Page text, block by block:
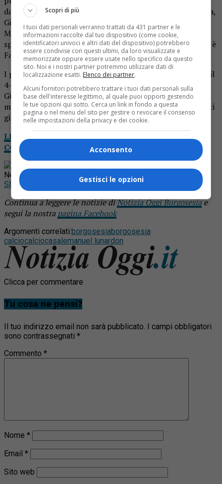
da Vittorio Gilli. Il pacchetto arretrato è formato da Frana,
Giraudo e Rekkab. A centrocampo le fasce sono affidate a
Monteleone (a destra) e Iannacone (a sinistra). Al centro
spazio a Colombo e Mirarchi, mentre Il tridente offensivo è
Favale-Fossati-Donadio.
I padroni di casa, guidati da mister Marco Sesia, scelgono il
4-4-2. Guerci è il portiere. In difesa si schierano Lacava,
Gianola (altro ex borgosesiano), Rossi e Nouri. I tre in
mediana sono D’Ancora, Simonetta e Perez. Sulla trequarti
giostra Giacchino. In avanti Mesina e Rossini.
LEGGI NOTIZIA OGGI DA CASA: IL TUO GIORNALE
COMPLETO IN VERSIONE DIGITALE
News!
SEGUICI
Continua a leggere le notizie diNotizia Oggi Borgosesiae
segui la nostra pagina Facebook
Argomenti correlati:borgosesiaborgosesia
calciocalciocasalemanuel lunardon
Clicca per commentare
Tu cosa ne pensi?
Il tuo indirizzo email non sarà pubblicato.
I campi obbligatori
sono contrassegnati *
Commento *
Nome *
Email *
Sito web
Scopri di più
I tuoi dati personali verranno trattati da 431 partner e le
informazioni raccolte dal tuo dispositivo (come cookie,
identificatori univoci e altri dati del dispositivo) potrebbero
essere condivise con questi ultimi, da loro visualizzate e
memorizzate oppure essere usate nello specifico da questo
sito. Noi e i nostri partner potremmo utilizzare dati di
localizzazione esatti. Elenco dei partner.
Alcuni fornitori potrebbero trattare i tuoi dati personali sulla
base dell'interesse legittimo, al quale puoi opporti gestendo
le tue opzioni qui sotto. Cerca un link in fondo a questa
pagina o nel menu del sito per gestire o revocare il consenso
nelle impostazioni della privacy e dei cookie.
Acconsento
Gestisci le opzioni